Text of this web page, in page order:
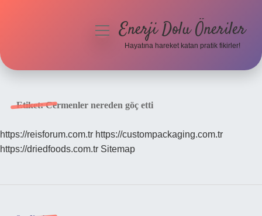
Hakkımızda
menüyüEnerji Dolu Öneriler
Hayatına hareket katan pratik fikirler!
Etiket:Cermenler nereden göç etti
https://reisforum.com.tr https://custompackaging.com.tr
https://driedfoods.com.tr Sitemap